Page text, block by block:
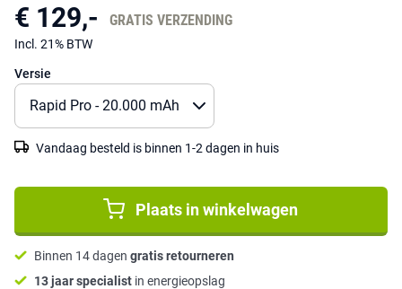
€ 129,- GRATIS VERZENDING
Incl. 21% BTW
Versie
Vandaag besteld is binnen 1-2 dagen in huis
Plaats in winkelwagen
Binnen 14 dagen gratis retourneren
13 jaar specialist in energieopslag